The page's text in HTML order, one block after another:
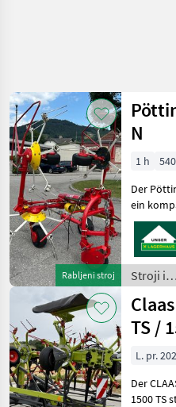
Rabljeni stroj
N
1 h
Der
ein
Zettwender, der
Stroji in
oprema
za žetev
in
spravilo
TS /
L. pr.
Der
1500 TS